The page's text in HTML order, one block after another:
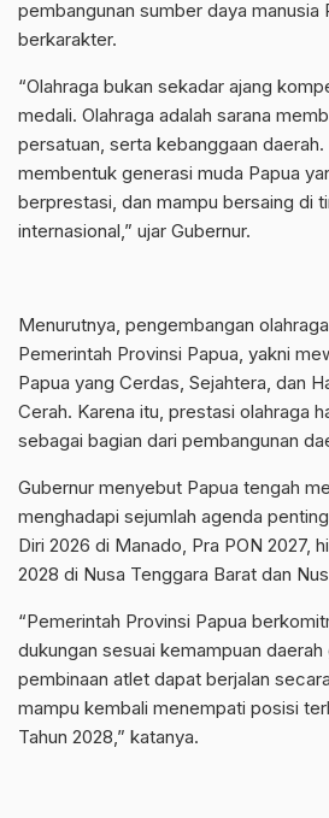
pembangunan sumber daya manusia
berkarakter.
“Olahraga bukan sekadar ajang
medali. Olahraga adalah sarana
persatuan, serta kebanggaan
membentuk generasi muda Papua
berprestasi, dan mampu bersaing di
internasional,” ujar Gubernur.
Menurutnya, pengembangan
Pemerintah Provinsi Papua, yakni
Papua yang Cerdas, Sejahtera, dan
Cerah. Karena itu, prestasi olahraga
sebagai bagian dari pembangunan
Gubernur menyebut Papua tengah
menghadapi sejumlah agenda
Diri 2026 di Manado, Pra PON 2027,
2028 di Nusa Tenggara Barat dan
“Pemerintah Provinsi Papua
dukungan sesuai kemampuan
pembinaan atlet dapat berjalan
mampu kembali menempati posisi
Tahun 2028,” katanya.